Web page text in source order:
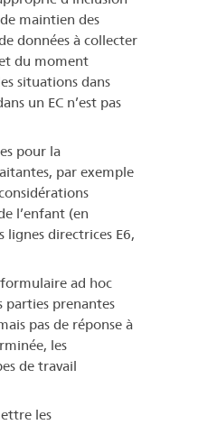
maintien des
données à collecter
du moment
situations dans
un EC n’est pas
pour la
par exemple
l’enfant (en
lignes directrices E6,
ad hoc
parties prenantes
pas de réponse à
les
de travail
les